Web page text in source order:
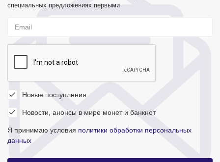
специальных предложениях первыми
Новые поступления
Новости, анонсы в мире монет и банкнот
Я принимаю условия политики обработки персональных
данных